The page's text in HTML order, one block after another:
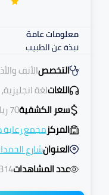
معلومات عامة
نبذة عن الطبيب
التخصصالأنف
اللغاتلغة
سعر الكشفية70
المركزمجمع رعاية
العنوانشارع
عدد المشاهدات2314